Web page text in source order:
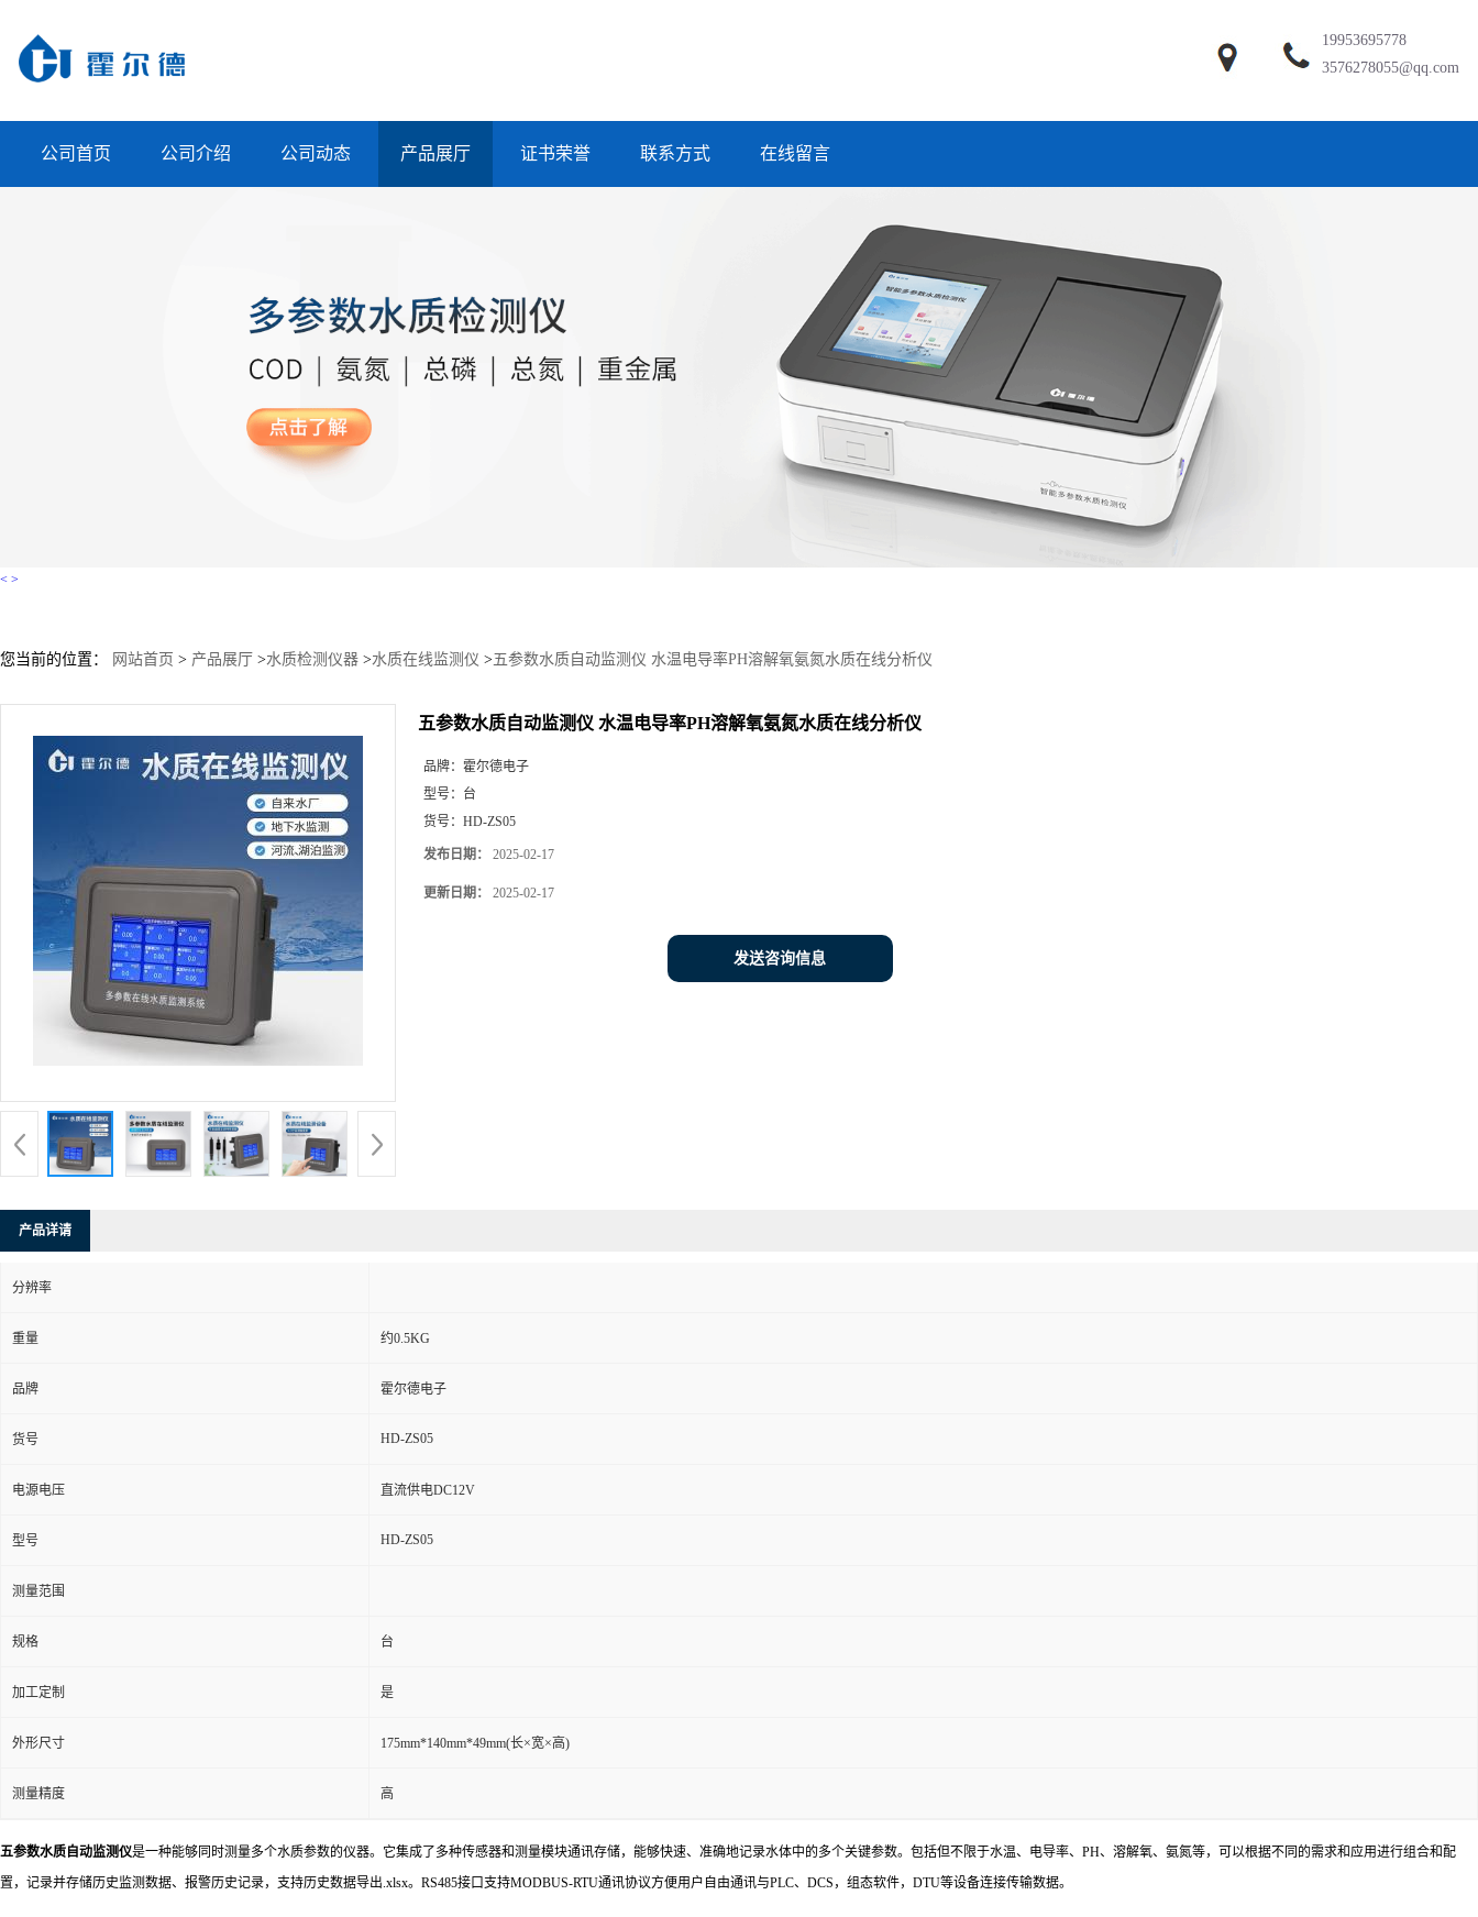
19953695778
3576278055@qq.com
公司首页 公司介绍 公司动态 产品展厅 证书荣誉 联系方式 在线留言
< >
您当前的位置： 网站首页 > 产品展厅 >水质检测仪器 >水质在线监测仪 >五参数水质自动监测仪 水温电导率PH溶解氧氨氮水质在线分析仪
五参数水质自动监测仪 水温电导率PH溶解氧氨氮水质在线分析仪
品牌： 霍尔德电子
型号： 台
货号： HD-ZS05
发布日期： 2025-02-17
更新日期： 2025-02-17
发送咨询信息
产品详请
分辨率
重量 约0.5KG
品牌 霍尔德电子
货号 HD-ZS05
电源电压 直流供电DC12V
型号 HD-ZS05
测量范围
规格 台
加工定制 是
外形尺寸 175mm*140mm*49mm(长×宽×高)
测量精度 高
五参数水质自动监测仪是一种能够同时测量多个水质参数的仪器。它集成了多种传感器和测量模块通讯存储，能够快速、准确地记录水体中的多个关键参数。包括但不限于水温、电导率、PH、溶解氧、氨氮等，可以根据不同的需求和应用进行组合和配
置，记录并存储历史监测数据、报警历史记录，支持历史数据导出.xlsx。RS485接口支持MODBUS-RTU通讯协议方便用户自由通讯与PLC、DCS，组态软件，DTU等设备连接传输数据。